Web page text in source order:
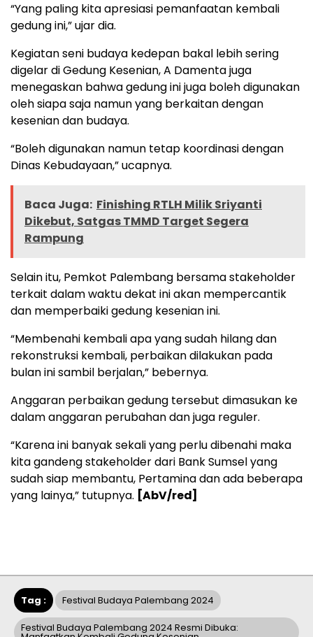
“Yang paling kita apresiasi pemanfaatan kembali
gedung ini,” ujar dia.
Kegiatan seni budaya kedepan bakal lebih sering
digelar di Gedung Kesenian, A Damenta juga
menegaskan bahwa gedung ini juga boleh digunakan
oleh siapa saja namun yang berkaitan dengan
kesenian dan budaya.
“Boleh digunakan namun tetap koordinasi dengan
Dinas Kebudayaan,” ucapnya.
Baca Juga: Finishing RTLH Milik Sriyanti
Dikebut, Satgas TMMD Target Segera
Rampung
Selain itu, Pemkot Palembang bersama stakeholder
terkait dalam waktu dekat ini akan mempercantik
dan memperbaiki gedung kesenian ini.
“Membenahi kembali apa yang sudah hilang dan
rekonstruksi kembali, perbaikan dilakukan pada
bulan ini sambil berjalan,” bebernya.
Anggaran perbaikan gedung tersebut dimasukan ke
dalam anggaran perubahan dan juga reguler.
“Karena ini banyak sekali yang perlu dibenahi maka
kita gandeng stakeholder dari Bank Sumsel yang
sudah siap membantu, Pertamina dan ada beberapa
yang lainya,” tutupnya. [AbV/red]
Tag : Festival Budaya Palembang 2024
Festival Budaya Palembang 2024 Resmi Dibuka: